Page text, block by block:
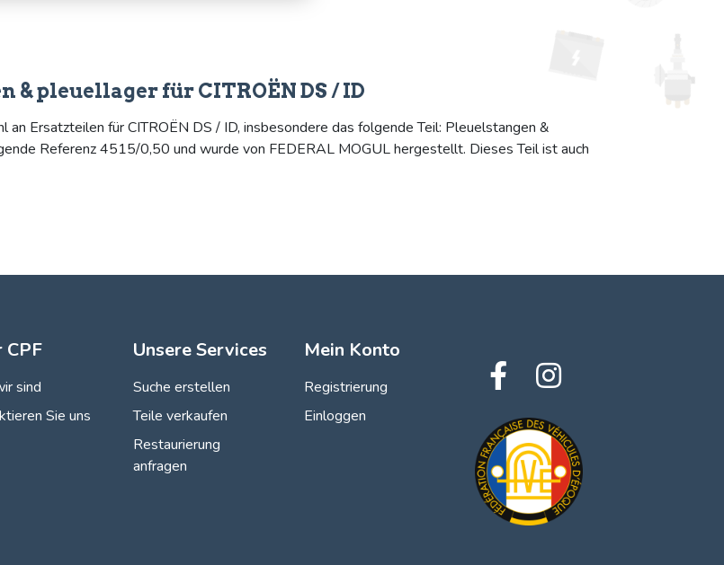
& pleuellager für CITROËN DS / ID
Ersatzteilen für CITROËN DS / ID, insbesondere das folgende Teil: Pleuelstangen &
Referenz 4515/0,50 und wurde von FEDERAL MOGUL hergestellt. Dieses Teil ist auch
CPF
sind
Sie uns
Unsere Services
Suche erstellen
Teile verkaufen
Restaurierung
anfragen
Mein Konto
Registrierung
Einloggen